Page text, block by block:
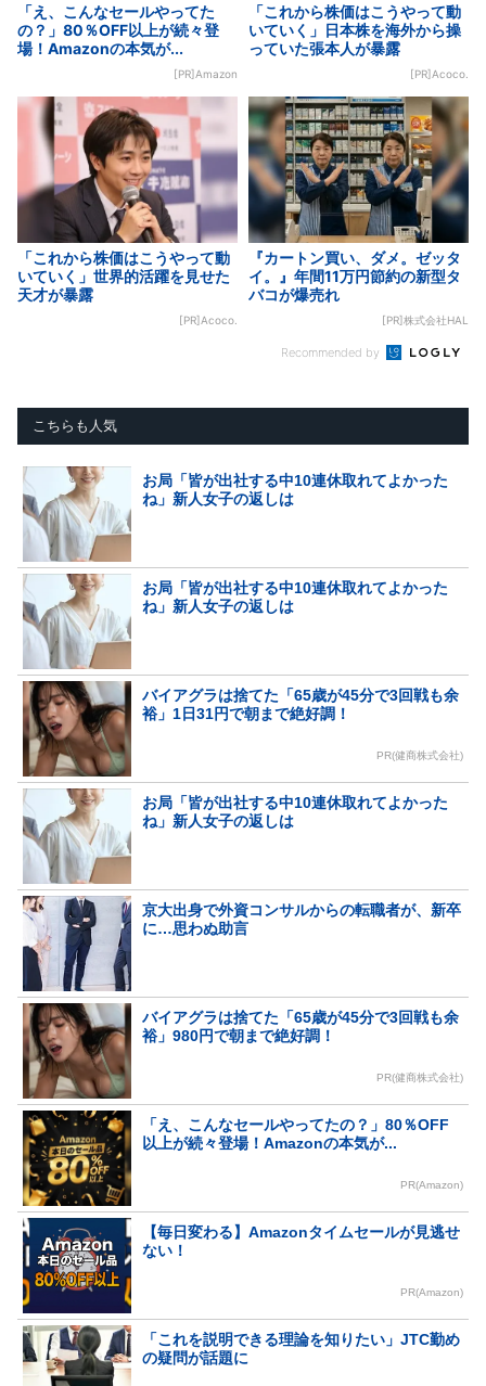
「え、こんなセールやってた
の？」80％OFF以上が続々登
場！Amazonの本気が...
[PR]Amazon
「これから株価はこうやって動
いていく」日本株を海外から操
っていた張本人が暴露
[PR]Acoco.
「これから株価はこうやって動
いていく」世界的活躍を見せた
天才が暴露
[PR]Acoco.
『カートン買い、ダメ。ゼッタ
イ。』年間11万円節約の新型タ
バコが爆売れ
[PR]株式会社HAL
Recommended by
こちらも人気
お局「皆が出社する中10連休取れてよかった
ね」新人女子の返しは
お局「皆が出社する中10連休取れてよかった
ね」新人女子の返しは
バイアグラは捨てた「65歳が45分で3回戦も余
裕」1日31円で朝まで絶好調！
PR(健商株式会社)
お局「皆が出社する中10連休取れてよかった
ね」新人女子の返しは
京大出身で外資コンサルからの転職者が、新卒
に…思わぬ助言
バイアグラは捨てた「65歳が45分で3回戦も余
裕」980円で朝まで絶好調！
PR(健商株式会社)
「え、こんなセールやってたの？」80％OFF
以上が続々登場！Amazonの本気が...
PR(Amazon)
【毎日変わる】Amazonタイムセールが見逃せ
ない！
PR(Amazon)
「これを説明できる理論を知りたい」JTC勤め
の疑問が話題に